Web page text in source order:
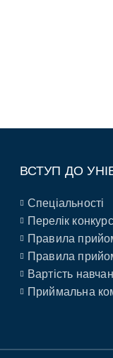
ВСТУП ДО
Спеціальності
Перелік
Правила
Правила
Вартість
Приймальна